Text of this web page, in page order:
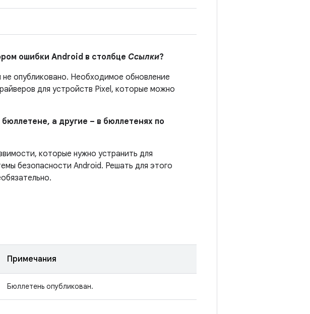
ошибки Android в столбце Ссылки?
опубликовано. Необходимое обновление
для устройств Pixel, которые можно
а другие – в бюллетенях по
которые нужно устранить для
безопасности Android. Решать для этого
Примечания
Бюллетень опубликован.